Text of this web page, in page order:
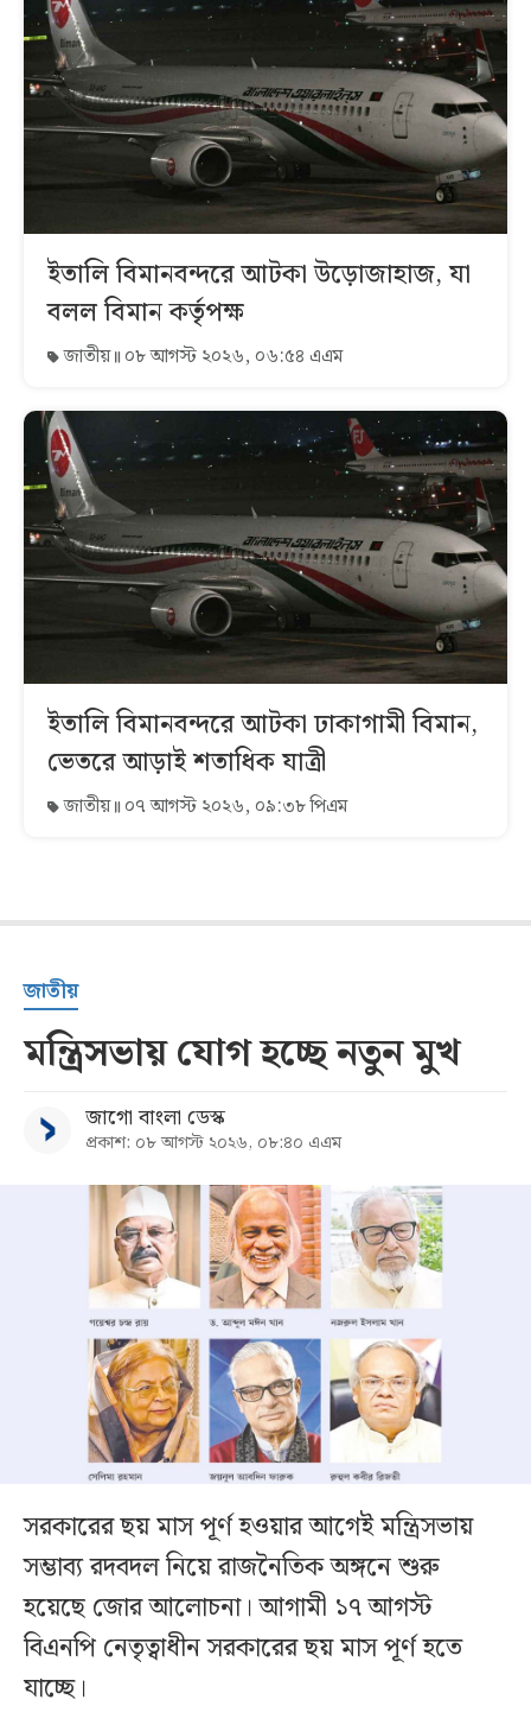
ইতালি বিমানবন্দরে আটকা উড়োজাহাজ, যা
বলল বিমান কর্তৃপক্ষ
জাতীয় ০৮ আগস্ট ২০২৬, ০৬:৫৪ এএম
ইতালি বিমানবন্দরে আটকা ঢাকাগামী বিমান,
ভেতরে আড়াই শতাধিক যাত্রী
জাতীয় ০৭ আগস্ট ২০২৬, ০৯:৩৮ পিএম
জাতীয়
মন্ত্রিসভায় যোগ হচ্ছে নতুন মুখ
জাগো বাংলা ডেস্ক
প্রকাশ: ০৮ আগস্ট ২০২৬, ০৮:৪০ এএম
সরকারের ছয় মাস পূর্ণ হওয়ার আগেই মন্ত্রিসভায়
সম্ভাব্য রদবদল নিয়ে রাজনৈতিক অঙ্গনে শুরু
হয়েছে জোর আলোচনা। আগামী ১৭ আগস্ট
বিএনপি নেতৃত্বাধীন সরকারের ছয় মাস পূর্ণ হতে
যাচ্ছে।